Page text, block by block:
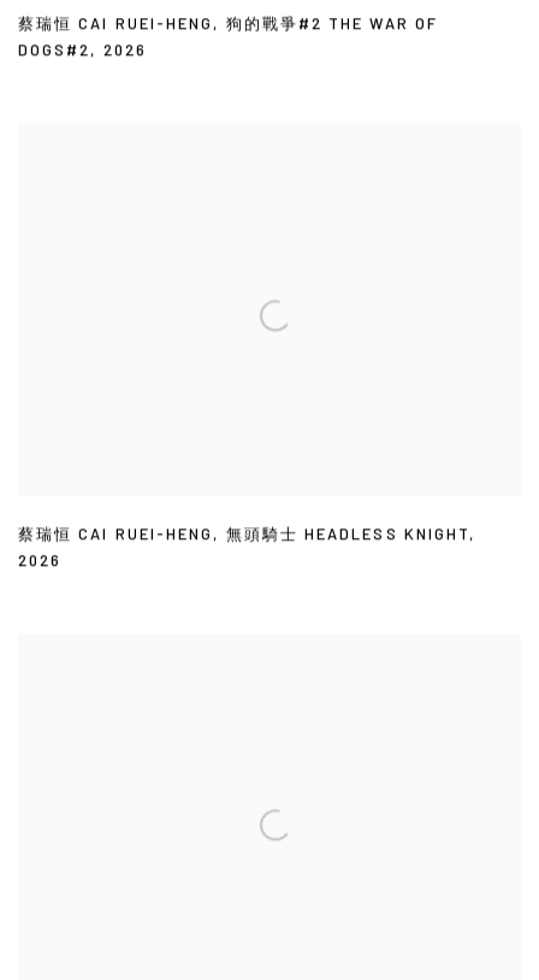
蔡瑞恒 CAI RUEI-HENG , 狗的戰爭#2 THE WAR OF
DOGS#2, 2026
蔡瑞恒 CAI RUEI-HENG , 無頭騎士 HEADLESS KNIGHT,
2026